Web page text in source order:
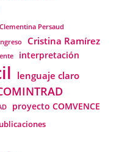
Clementina Persaud
Cristina Ramírez
interpretación
lenguaje claro
proyecto COMVENCE